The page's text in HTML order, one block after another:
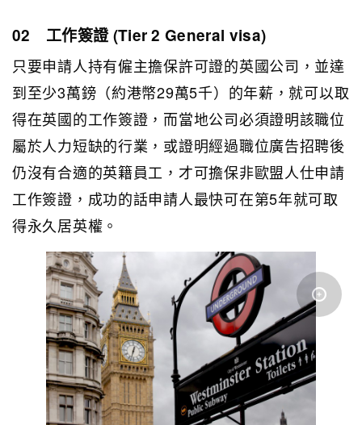
02 工作簽證 (Tier 2 General visa)
只要申請人持有僱主擔保許可證的英國公司，並達
到至少3萬鎊（約港幣29萬5千）的年薪，就可以取
得在英國的工作簽證，而當地公司必須證明該職位
屬於人力短缺的行業，或證明經過職位廣告招聘後
仍沒有合適的英籍員工，才可擔保非歐盟人仕申請
工作簽證，成功的話申請人最快可在第5年就可取
得永久居英權。